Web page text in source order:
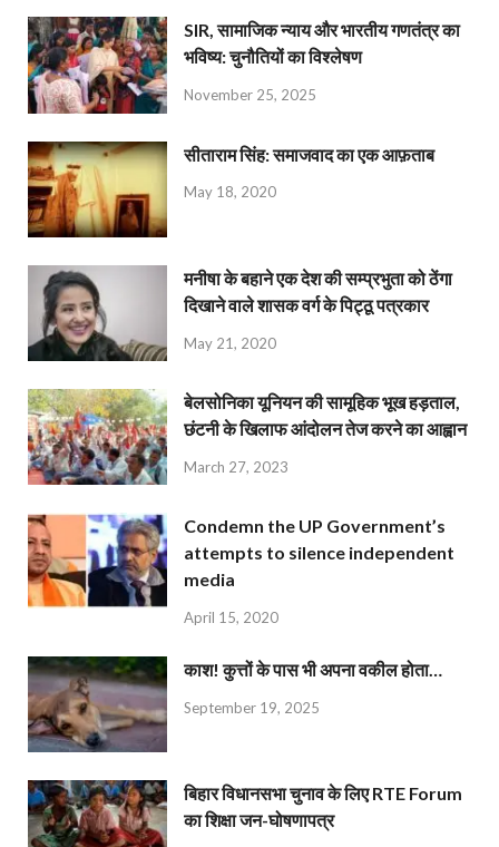
SIR, सामाजिक न्याय और भारतीय गणतंत्र का
भविष्य: चुनौतियों का विश्लेषण
November 25, 2025
सीताराम सिंह: समाजवाद का एक आफ़ताब
May 18, 2020
मनीषा के बहाने एक देश की सम्प्रभुता को ठेंगा
दिखाने वाले शासक वर्ग के पिट्ठू पत्रकार
May 21, 2020
बेलसोनिका यूनियन की सामूहिक भूख हड़ताल,
छंटनी के खिलाफ आंदोलन तेज करने का आह्वान
March 27, 2023
Condemn the UP Government’s
attempts to silence independent
media
April 15, 2020
काश! कुत्तों के पास भी अपना वकील होता…
September 19, 2025
बिहार विधानसभा चुनाव के लिए RTE Forum
का शिक्षा जन-घोषणापत्र